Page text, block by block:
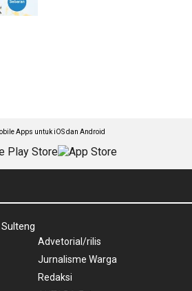
Apps untuk iOS dan Android
Advetorial/rilis
Jurnalisme Warga
Redaksi